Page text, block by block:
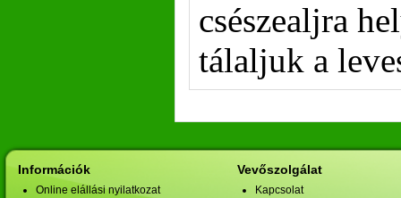
csészealjra
tálaljuk a
Információk
Online elállási nyilatkozat
Vevőszolgálat
Kapcsolat